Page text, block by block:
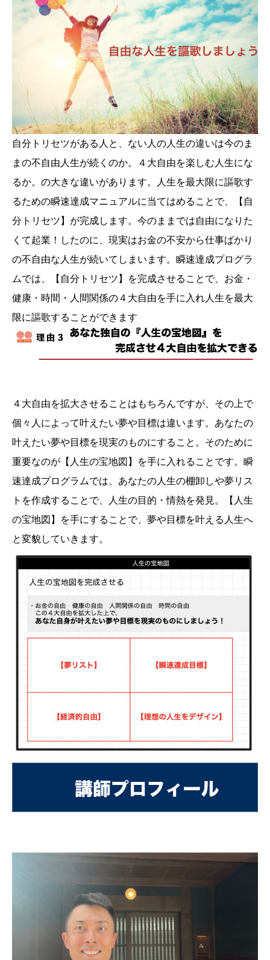
自分トリセツがある人と、ない人の人生の違いは今のま
まの不自由人生が続くのか。４大自由を楽しむ人生にな
るか。の大きな違いがあります。人生を最大限に謳歌す
るための瞬速達成マニュアルに当てはめることで、【自
分トリセツ】が完成します。今のままでは自由になりた
くて起業！したのに、現実はお金の不安から仕事ばかり
の不自由な人生が続いてしまいます。瞬速達成プログラ
ムでは、【自分トリセツ】を完成させることで、お金・
健康・時間・人間関係の４大自由を手に入れ人生を最大
限に謳歌することができます
４大自由を拡大させることはもちろんですが、その上で
個々人によって叶えたい夢や目標は違います。あなたの
叶えたい夢や目標を現実のものにすること。そのために
重要なのが【人生の宝地図】を手に入れることです。瞬
速達成プログラムでは、あなたの人生の棚卸しや夢リス
トを作成することで、人生の目的・情熱を発見。【人生
の宝地図】を手にすることで、夢や目標を叶える人生へ
と変貌していきます。